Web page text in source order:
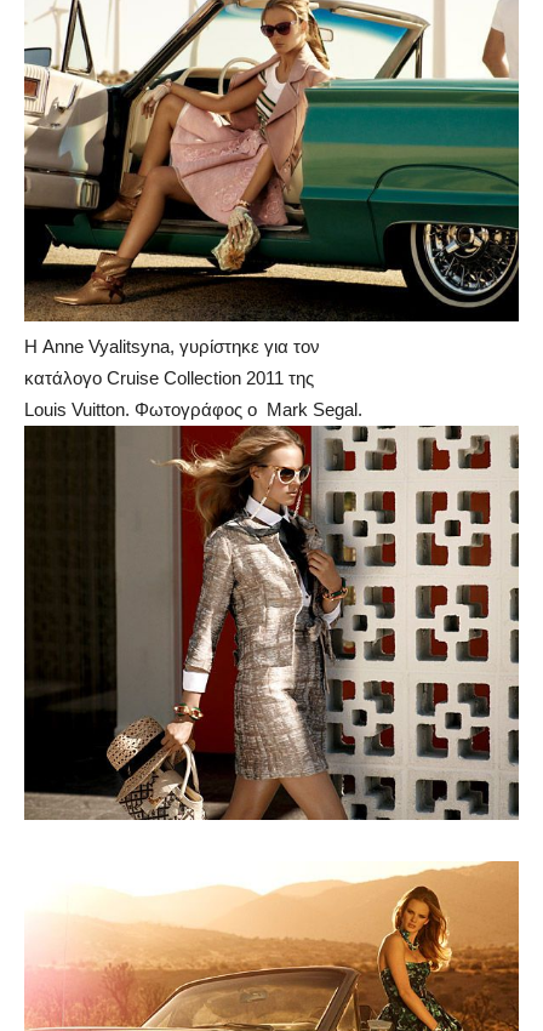
Η Anne Vyalitsyna, γυρίστηκε για τον
κατάλογο Cruise Collection 2011 της
Louis Vuitton. Φωτογράφος ο Mark Segal.